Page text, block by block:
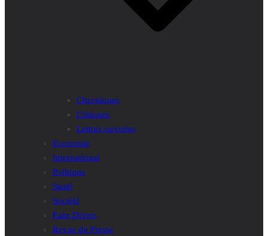
Chroniques
Critiques
Lettres ouvertes
Economie
International
Politique
Santé
Société
Faits Divers
Revue de Presse